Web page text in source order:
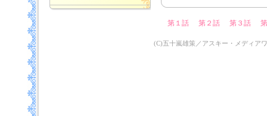
第１話 第２話 第３話
(C)五十嵐雄策／アスキー・メディア